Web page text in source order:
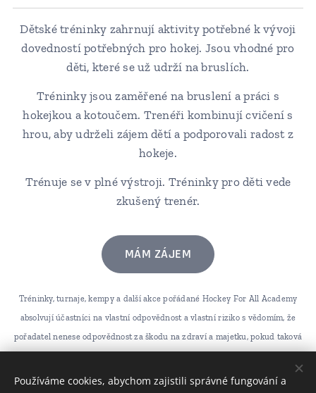
Dětské tréninky zahrnují aktivity potřebné k vývoji
dovedností potřebných pro hokej. Jsou vhodné pro
děti, které se už udrží na bruslích.
Tréninky jsou zaměřené na bruslení a práci s
hokejkou a kotoučem. Trenéři kombinují cvičení s
hrou, aby udrželi zájem dětí a podporovali radost z
hokeje.
Trénuje se v plné výstroji. Tréninky pro děti vede
zkušený trenér.
MÁM ZÁJEM
Tréninky, turnaje, kempy a další akce pořádané Hockey For All Academy
absolvují účastníci na vlastní odpovědnost a vlastní riziko s vědomím, že
pořadatel nenese odpovědnost za škodu na zdraví a majetku, pokud taková
pořadateli uplatňovat nároky na náhradu škody, pokud taková škoda
Používáme cookies, abychom zajistili správné fungování a